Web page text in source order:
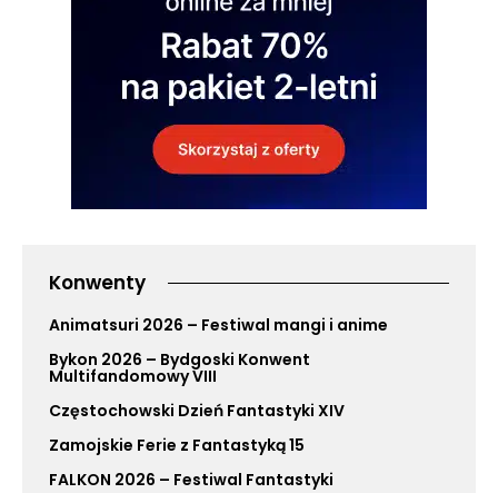
Konwenty
Animatsuri 2026 – Festiwal mangi i anime
Bykon 2026 – Bydgoski Konwent
Multifandomowy VIII
Częstochowski Dzień Fantastyki XIV
Zamojskie Ferie z Fantastyką 15
FALKON 2026 – Festiwal Fantastyki